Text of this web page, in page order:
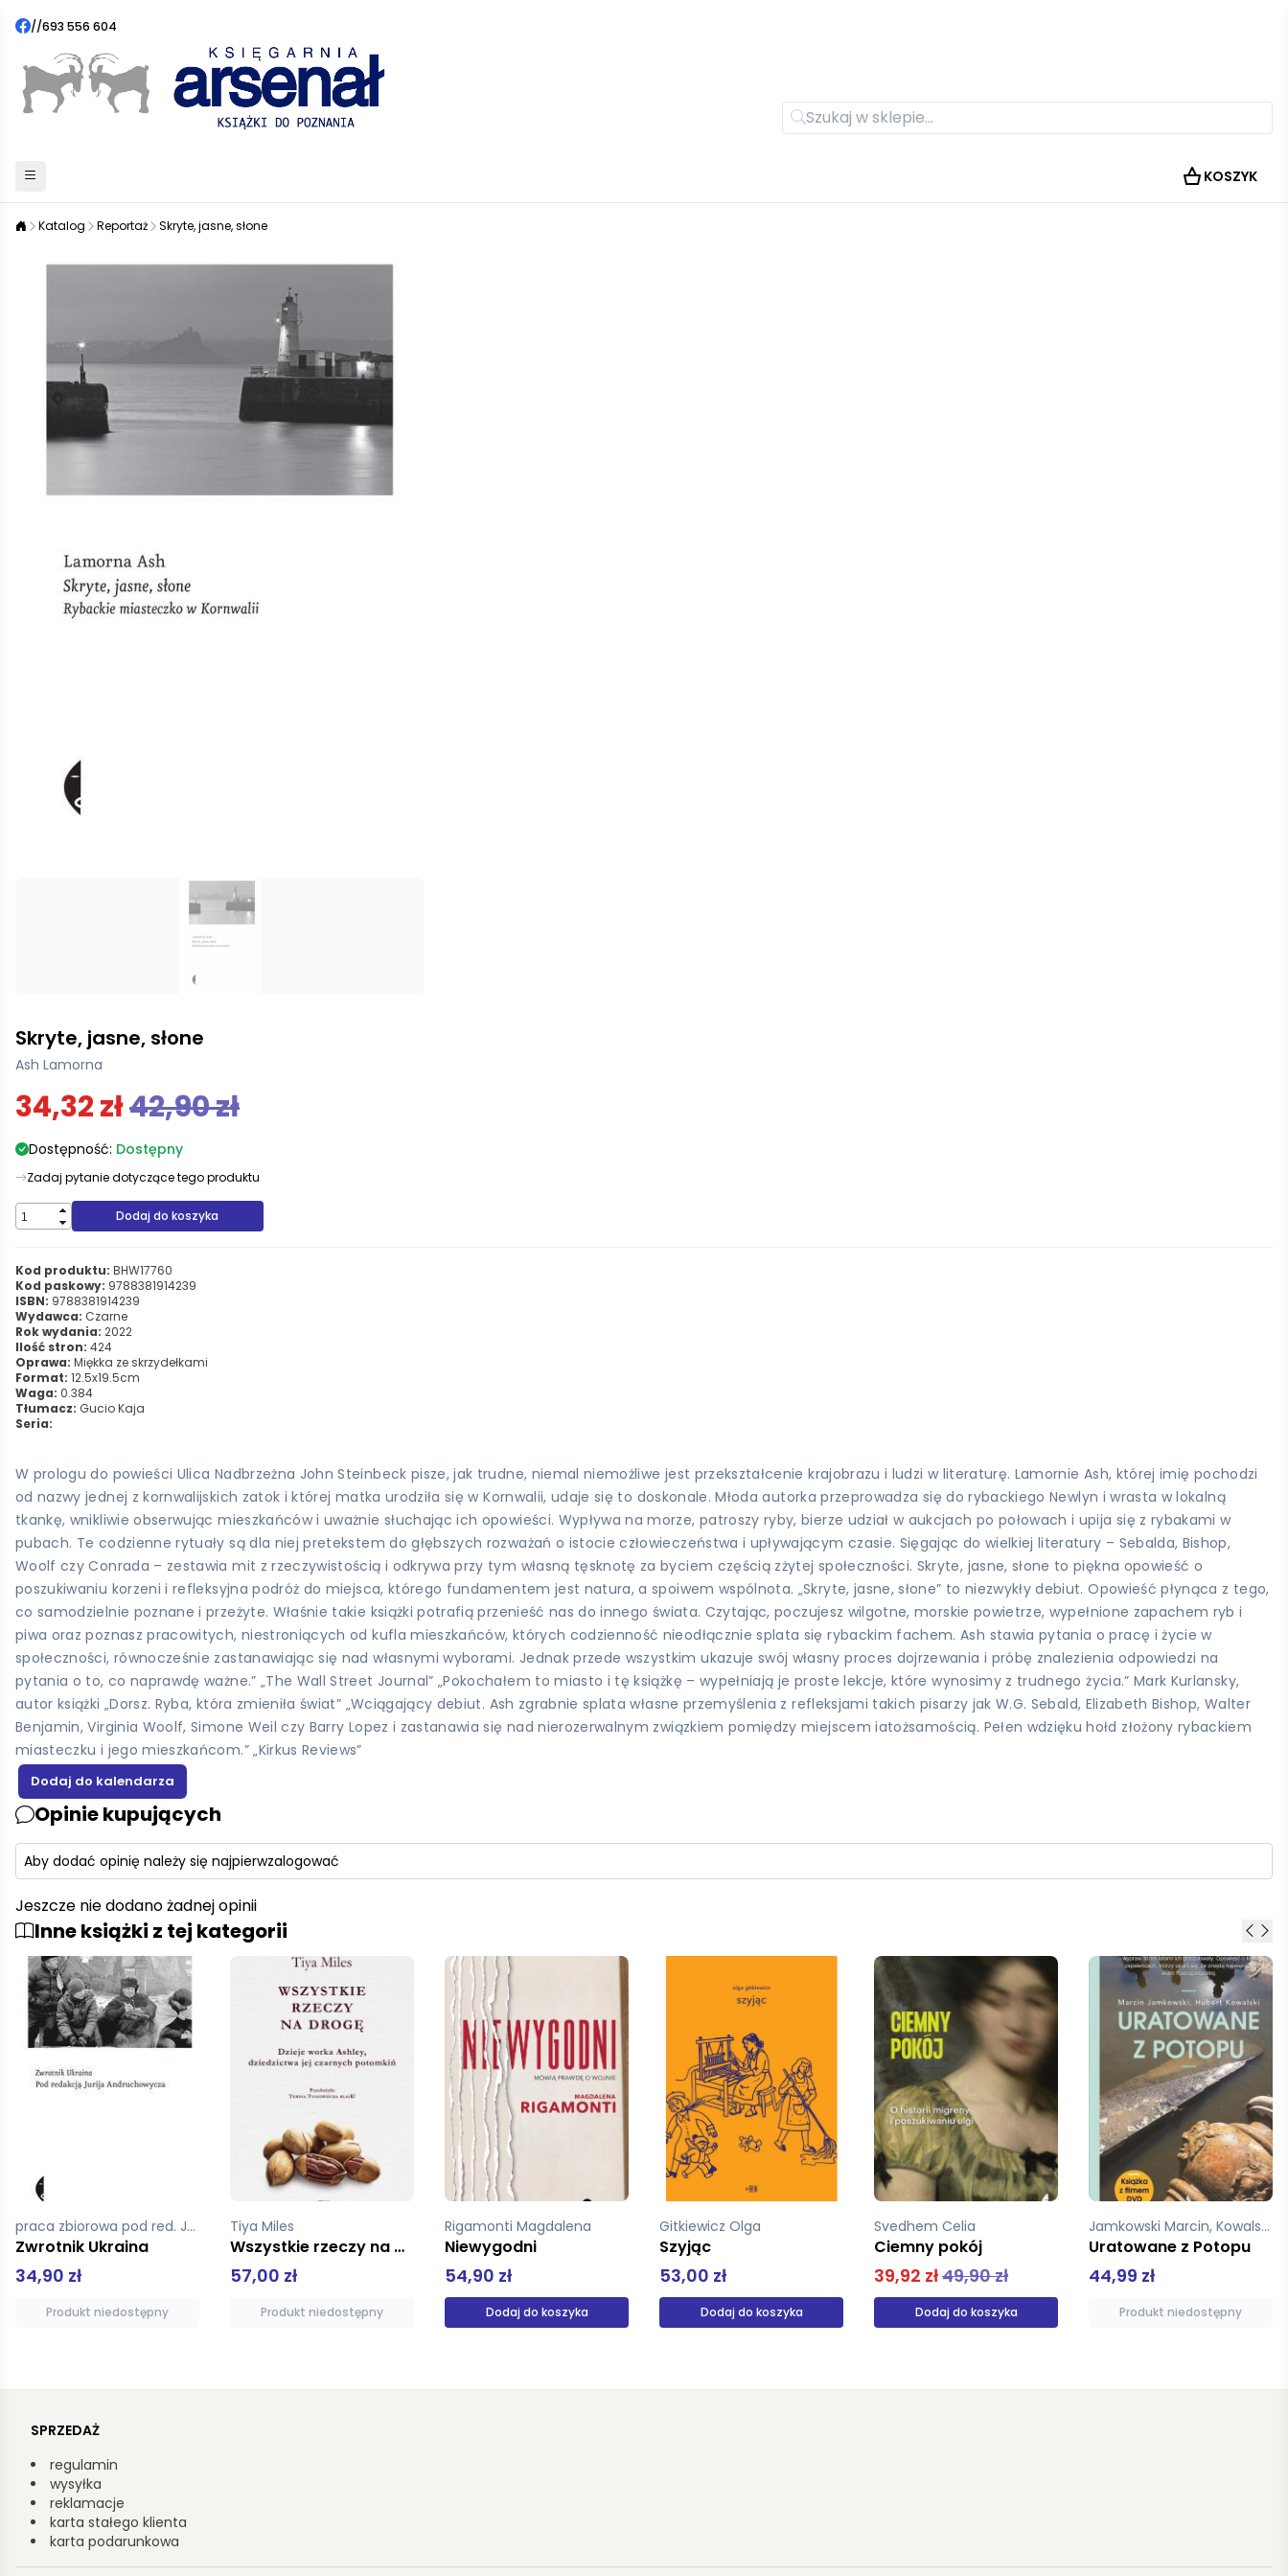
//693 556 604
KOSZYK
Katalog Reportaż Skryte, jasne, słone
Skryte, jasne, słone
Ash Lamorna
34,32 zł42,90 zł
Dostępność: Dostępny
Zadaj pytanie dotyczące tego produktu
Dodaj do koszyka
Kod produktu: BHW17760
Kod paskowy: 9788381914239
ISBN: 9788381914239
Wydawca: Czarne
Rok wydania: 2022
Ilość stron: 424
Oprawa: Miękka ze skrzydełkami
Format: 12.5x19.5cm
Waga: 0.384
Tłumacz: Gucio Kaja
Seria:
W prologu do powieści Ulica Nadbrzeżna John Steinbeck pisze, jak trudne, niemal niemożliwe jest przekształcenie krajobrazu i ludzi w literaturę. Lamornie Ash, której imię pochodzi
od nazwy jednej z kornwalijskich zatok i której matka urodziła się w Kornwalii, udaje się to doskonale. Młoda autorka przeprowadza się do rybackiego Newlyn i wrasta w lokalną
tkankę, wnikliwie obserwując mieszkańców i uważnie słuchając ich opowieści. Wypływa na morze, patroszy ryby, bierze udział w aukcjach po połowach i upija się z rybakami w
pubach. Te codzienne rytuały są dla niej pretekstem do głębszych rozważań o istocie człowieczeństwa i upływającym czasie. Sięgając do wielkiej literatury – Sebalda, Bishop,
Woolf czy Conrada – zestawia mit z rzeczywistością i odkrywa przy tym własną tęsknotę za byciem częścią zżytej społeczności. Skryte, jasne, słone to piękna opowieść o
poszukiwaniu korzeni i refleksyjna podróż do miejsca, którego fundamentem jest natura, a spoiwem wspólnota. „Skryte, jasne, słone” to niezwykły debiut. Opowieść płynąca z tego,
co samodzielnie poznane i przeżyte. Właśnie takie książki potrafią przenieść nas do innego świata. Czytając, poczujesz wilgotne, morskie powietrze, wypełnione zapachem ryb i
piwa oraz poznasz pracowitych, niestroniących od kufla mieszkańców, których codzienność nieodłącznie splata się rybackim fachem. Ash stawia pytania o pracę i życie w
społeczności, równocześnie zastanawiając się nad własnymi wyborami. Jednak przede wszystkim ukazuje swój własny proces dojrzewania i próbę znalezienia odpowiedzi na
pytania o to, co naprawdę ważne.” „The Wall Street Journal” „Pokochałem to miasto i tę książkę – wypełniają je proste lekcje, które wynosimy z trudnego życia.” Mark Kurlansky,
autor książki „Dorsz. Ryba, która zmieniła świat” „Wciągający debiut. Ash zgrabnie splata własne przemyślenia z refleksjami takich pisarzy jak W.G. Sebald, Elizabeth Bishop, Walter
Benjamin, Virginia Woolf, Simone Weil czy Barry Lopez i zastanawia się nad nierozerwalnym związkiem pomiędzy miejscem iatożsamością. Pełen wdzięku hołd złożony rybackiem
miasteczku i jego mieszkańcom.” „Kirkus Reviews”
Opinie kupujących
Aby dodać opinię należy się najpierwzalogować
Jeszcze nie dodano żadnej opinii
Inne książki z tej kategorii
praca zbiorowa pod red. Jurija Andruchowycza
Zwrotnik Ukraina
34,90 zł
Produkt niedostępny
Tiya Miles
Wszystkie rzeczy na drogę
57,00 zł
Produkt niedostępny
Rigamonti Magdalena
Niewygodni
54,90 zł
Dodaj do koszyka
Gitkiewicz Olga
Szyjąc
53,00 zł
Dodaj do koszyka
Svedhem Celia
Ciemny pokój
39,92 zł49,90 zł
Dodaj do koszyka
Jamkowski Marcin, Kowalski Hubert
Uratowane z Potopu
44,99 zł
Produkt niedostępny
SPRZEDAŻ
regulamin
wysyłka
reklamacje
karta stałego klienta
karta podarunkowa